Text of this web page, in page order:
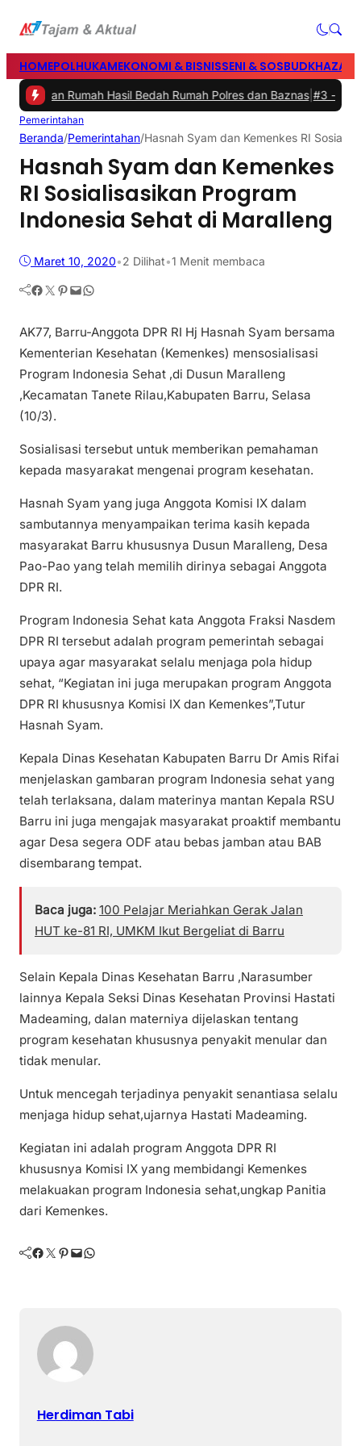
HOMEPOLHUKAMEKONOMI & BISNISSENI & SOSBUD
Rumah Hasil Bedah Rumah Polres dan Baznas|#3 -Bupati
Pemerintahan
Beranda/Pemerintahan/Hasnah Syam dan Kemenkes RI
Hasnah Syam dan Kemenkes
RI Sosialisasikan Program
Indonesia Sehat di Maralleng
Maret 10, 2020•2 Dilihat•1 Menit membaca
Facebook Twitter Pinterest Mail WhatsApp
AK77, Barru-Anggota DPR RI Hj Hasnah Syam bersama
Kementerian Kesehatan (Kemenkes) mensosialisasi
Program Indonesia Sehat ,di Dusun Maralleng
,Kecamatan Tanete Rilau,Kabupaten Barru, Selasa
(10/3).
Sosialisasi tersebut untuk memberikan pemahaman
kepada masyarakat mengenai program kesehatan.
Hasnah Syam yang juga Anggota Komisi IX dalam
sambutannya menyampaikan terima kasih kepada
masyarakat Barru khususnya Dusun Maralleng, Desa
Pao-Pao yang telah memilih dirinya sebagai Anggota
DPR RI.
Program Indonesia Sehat kata Anggota Fraksi Nasdem
DPR RI tersebut adalah program pemerintah sebagai
upaya agar masyarakat selalu menjaga pola hidup
sehat, “Kegiatan ini juga merupakan program Anggota
DPR RI khususnya Komisi IX dan Kemenkes”,Tutur
Hasnah Syam.
Kepala Dinas Kesehatan Kabupaten Barru Dr Amis Rifai
menjelaskan gambaran program Indonesia sehat yang
telah terlaksana, dalam materinya mantan Kepala RSU
Barru ini juga mengajak masyarakat proaktif membantu
agar Desa segera ODF atau bebas jamban atau BAB
disembarang tempat.
Baca juga: 100 Pelajar Meriahkan Gerak Jalan
HUT ke-81 RI, UMKM Ikut Bergeliat di Barru
Selain Kepala Dinas Kesehatan Barru ,Narasumber
lainnya Kepala Seksi Dinas Kesehatan Provinsi Hastati
Madeaming, dalan materniya dijelaskan tentang
program kesehatan khususnya penyakit menular dan
tidak menular.
Untuk mencegah terjadinya penyakit senantiasa selalu
menjaga hidup sehat,ujarnya Hastati Madeaming.
Kegiatan ini adalah program Anggota DPR RI
khususnya Komisi IX yang membidangi Kemenkes
melakuakan program Indonesia sehat,ungkap Panitia
dari Kemenkes.
Facebook Twitter Pinterest Mail WhatsApp
Herdiman Tabi